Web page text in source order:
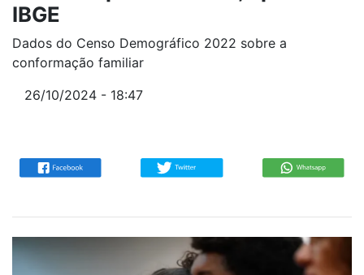
IBGE
Dados do Censo Demográfico 2022 sobre a
conformação familiar
26/10/2024 - 18:47